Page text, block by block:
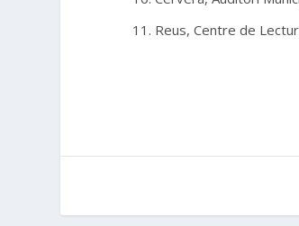
Reus, Centre de